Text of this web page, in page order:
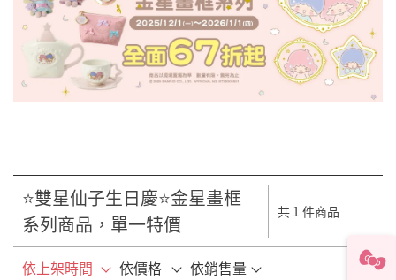
⭐雙星仙子生日慶⭐金星畫框
系列商品，單一特價
共 1 件商品
依上架時間 依價格 依銷售量